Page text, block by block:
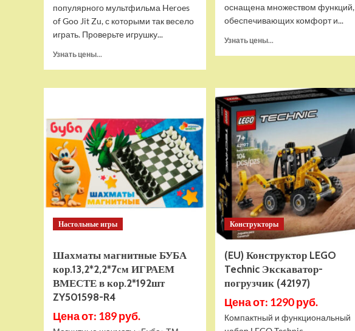
популярного мультфильма Heroes
of Goo Jit Zu, с которыми так весело
играть. Проверьте игрушку...
Узнать цены...
Тянущаяся
Тайро
и
Гигабивень
Водная
Атака
оснащена множеством функций,
обеспечивающих комфорт и...
Узнать цены...
RiverToys
K999PX
белый
Настольные игры
Шахматы магнитные БУБА
кор.13,2*2,2*7см ИГРАЕМ
ВМЕСТЕ в кор.2*192шт
ZY501598-R4
Цена от: 189 руб.
Конструкторы
(EU) Конструктор LEGO
Technic Экскаватор-
погрузчик (42197)
Цена от: 1290 руб.
Компактный и функциональный